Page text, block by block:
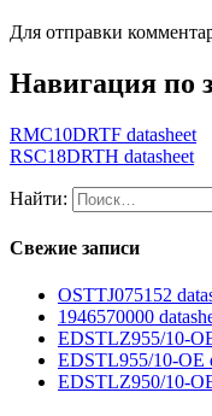
Для отправки
Навигация по
RMC10DRTF datasheet
RSC18DRTH datasheet
Найти:
Свежие записи
OSTTJ075152
1946570000
EDSTLZ955/10-
EDSTL955/10-OE
EDSTLZ950/10-